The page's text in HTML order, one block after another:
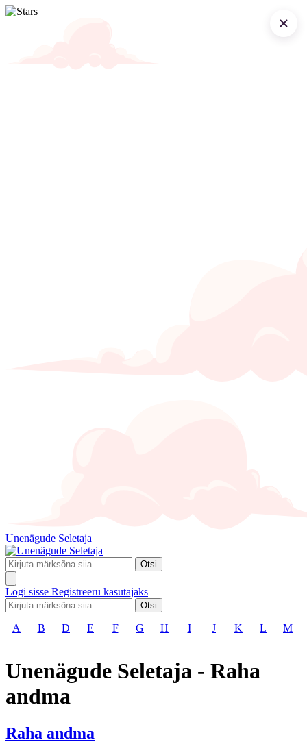
Unenägude Seletaja
Otsi
Logi sisse Registreeru kasutajaks
Otsi
A B D E F G H I J K L M
Unenägude Seletaja - Raha
andma
Raha andma